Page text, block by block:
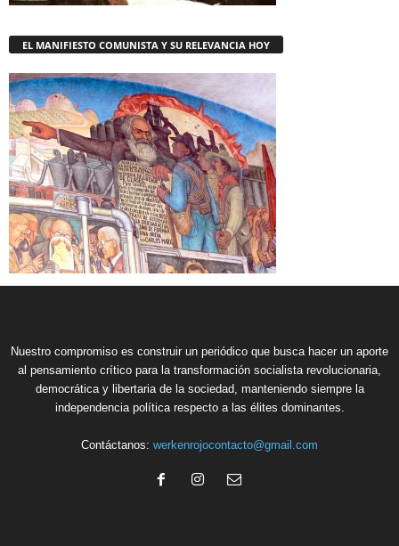
EL MANIFIESTO COMUNISTA Y SU RELEVANCIA HOY
Nuestro compromiso es construir un periódico que busca hacer un aporte
al pensamiento crítico para la transformación socialista revolucionaria,
democrática y libertaria de la sociedad, manteniendo siempre la
independencia política respecto a las élites dominantes.
Contáctanos: werkenrojocontacto@gmail.com